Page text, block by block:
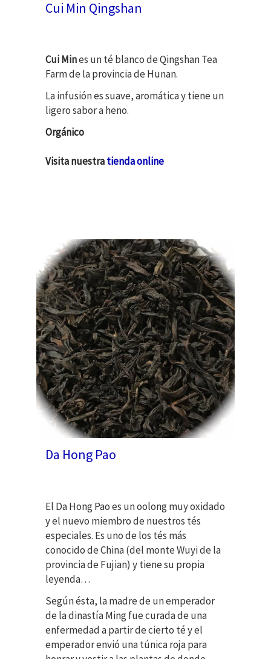
Cui Min Qingshan
Cui Mines un té blanco de Qingshan Tea
Farm de la provincia de Hunan.
La infusión es suave, aromática y tiene un
ligero sabor a heno.
Orgánico
Visita nuestratienda online
Da Hong Pao
El Da Hong Pao es un oolong muy oxidado
y el nuevo miembro de nuestros tés
especiales. Es uno de los tés más
conocido de China (del monte Wuyi de la
provincia de Fujian) y tiene su propia
leyenda…
Según ésta, la madre de un emperador
de la dinastía Ming fue curada de una
enfermedad a partir de cierto té y el
emperador envió una túnica roja para